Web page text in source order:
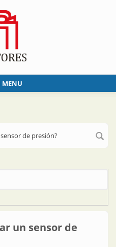
de presión?
un sensor de